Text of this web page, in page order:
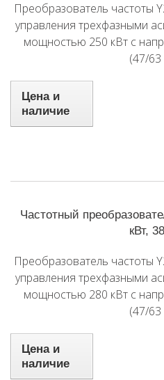
Преобразователь частоты
управления трехфазными
мощностью 250 кВт с
(47/63
Цена и
наличие
Частотный
кВт,
Преобразователь частоты
управления трехфазными
мощностью 280 кВт с
(47/63
Цена и
наличие